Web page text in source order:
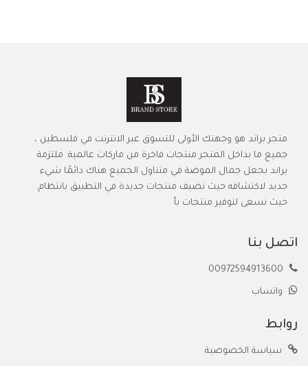
متجر براند هو وجهتك الأولى للتسوق عبر الانترنت في فلسطين ،
جميع ما بداخل المتجر منتجات فاخرة من ماركات عالمية. ملتزمة
براند بجعل جمال الموضة في متناول الجميع هناك دائمًا شيء
جديد لاكتشافه حيث نضيف منتجات جديدة في التطبيق بانتظام.
حيث نسعى لتوفير منتجات بأ
اتصل بنا
واتساب
روابط
سياسة الخصوصية